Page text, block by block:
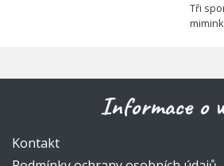
Tři
Informace o
Kontakt